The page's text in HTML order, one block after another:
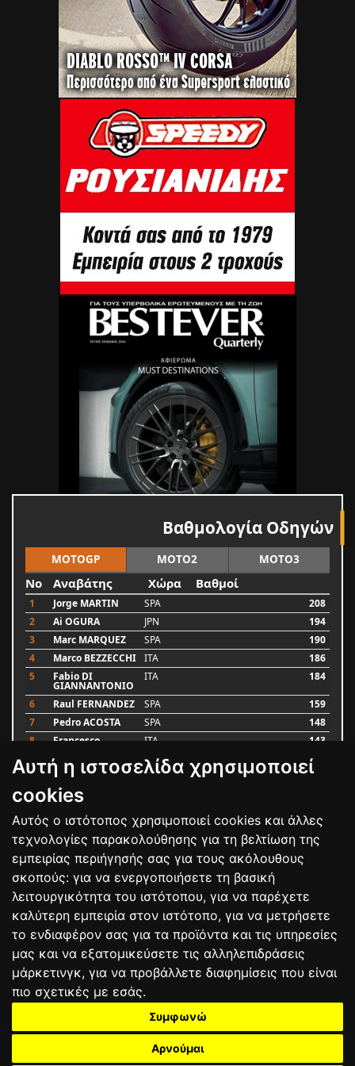
Αυτή η ιστοσελίδα χρησιμοποιεί
cookies
Αυτός ο ιστότοπος χρησιμοποιεί cookies και άλλες
τεχνολογίες παρακολούθησης για τη βελτίωση της
εμπειρίας περιήγησής σας για τους ακόλουθους
σκοπούς: για να ενεργοποιήσετε τη βασική
λειτουργικότητα του ιστότοπου, για να παρέχετε
καλύτερη εμπειρία στον ιστότοπο, για να μετρήσετε
το ενδιαφέρον σας για τα προϊόντα και τις υπηρεσίες
μας και να εξατομικεύσετε τις αλληλεπιδράσεις
μάρκετινγκ, για να προβάλλετε διαφημίσεις που είναι
πιο σχετικές με εσάς.
Συμφωνώ
Αρνούμαι
Βαθμολογία Οδηγών
MOTOGP MOTO2 MOTO3
No Αναβάτης Χώρα Βαθμοί
1 Jorge MARTIN SPA
208
2
Ai OGURA JPN
194
3
Marc MARQUEZ SPA
190
4
Marco BEZZECCHI ITA
186
5
Fabio DI
GIANNANTONIO
ITA 184
6 Raul FERNANDEZ SPA
159
7
Pedro ACOSTA SPA
148
8
Francesco ITA 143
9 Alex MARQUEZ SPA
Luca MARINI
Bαθμολογία
ΟΡΟΙ ΧΡΗΣΗΣΠΟΛΙΤΙΚΗ ΠΡΟΣΤΑΣΙΑΣ
ΑΓΩΝΕΣΑΠΟΤΕΛΕΣΜΑΤΑΑΓΟΡΑ